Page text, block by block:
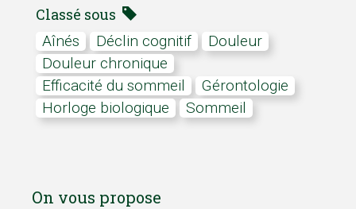
Classé sous
aînés déclin cognitif
Douleur
douleur chronique
efficacité du sommeil
gérontologie
horloge biologique
sommeil
On vous propose